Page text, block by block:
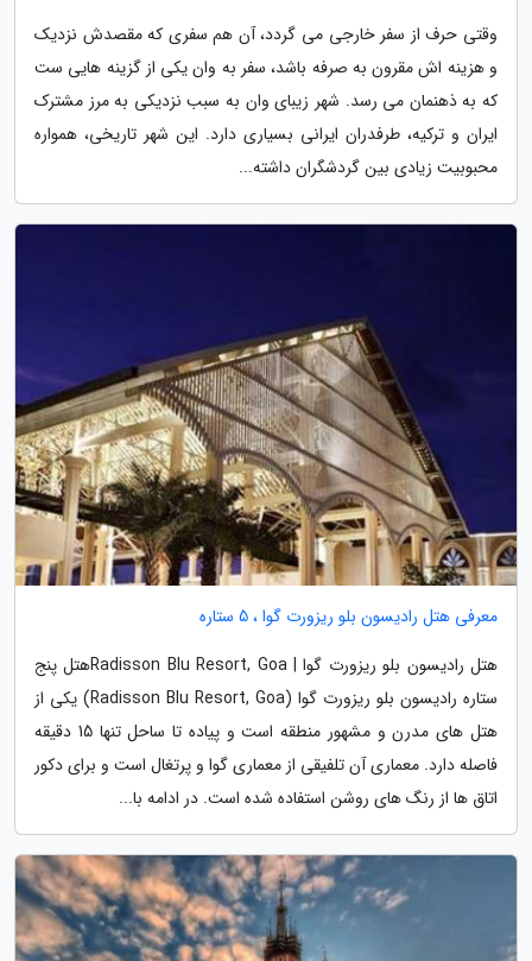
وقتی حرف از سفر خارجی می گردد، آن هم سفری که مقصدش نزدیک
و هزینه اش مقرون به صرفه باشد، سفر به وان یکی از گزینه هایی ست
که به ذهنمان می رسد. شهر زیبای وان به سبب نزدیکی به مرز مشترک
ایران و ترکیه، طرفدران ایرانی بسیاری دارد. این شهر تاریخی، همواره
محبوبیت زیادی بین گردشگران داشته...
معرفی هتل رادیسون بلو ریزورت گوا ، 5 ستاره
هتل رادیسون بلو ریزورت گوا | Radisson Blu Resort, Goaهتل پنج
ستاره رادیسون بلو ریزورت گوا (Radisson Blu Resort, Goa) یکی از
هتل های مدرن و مشهور منطقه است و پیاده تا ساحل تنها 15 دقیقه
فاصله دارد. معماری آن تلفیقی از معماری گوا و پرتغال است و برای دکور
اتاق ها از رنگ های روشن استفاده شده است. در ادامه با...